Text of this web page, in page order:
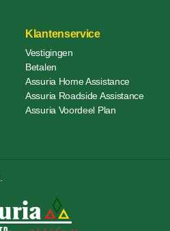
Klantenservice
Vestigingen
Betalen
Assuria Home Assistance
Assuria Roadside Assistance
Assuria Voordeel Plan